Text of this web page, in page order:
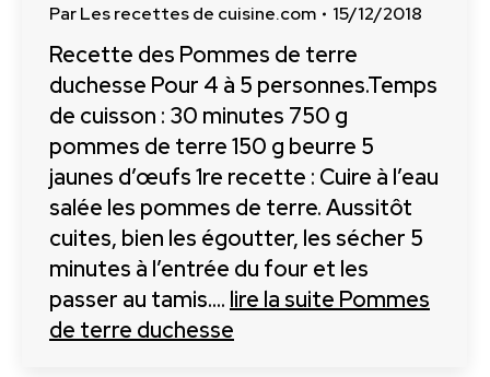
ParLes recettes de cuisine.com 15/12/2018
Recette des Pommes de terre
duchesse Pour 4 à 5 personnes.Temps
de cuisson : 30 minutes 750 g
pommes de terre 150 g beurre 5
jaunes d’œufs 1re recette : Cuire à l’eau
salée les pommes de terre. Aussitôt
cuites, bien les égoutter, les sécher 5
minutes à l’entrée du four et les
passer au tamis.… lire la suite Pommes
de terre duchesse